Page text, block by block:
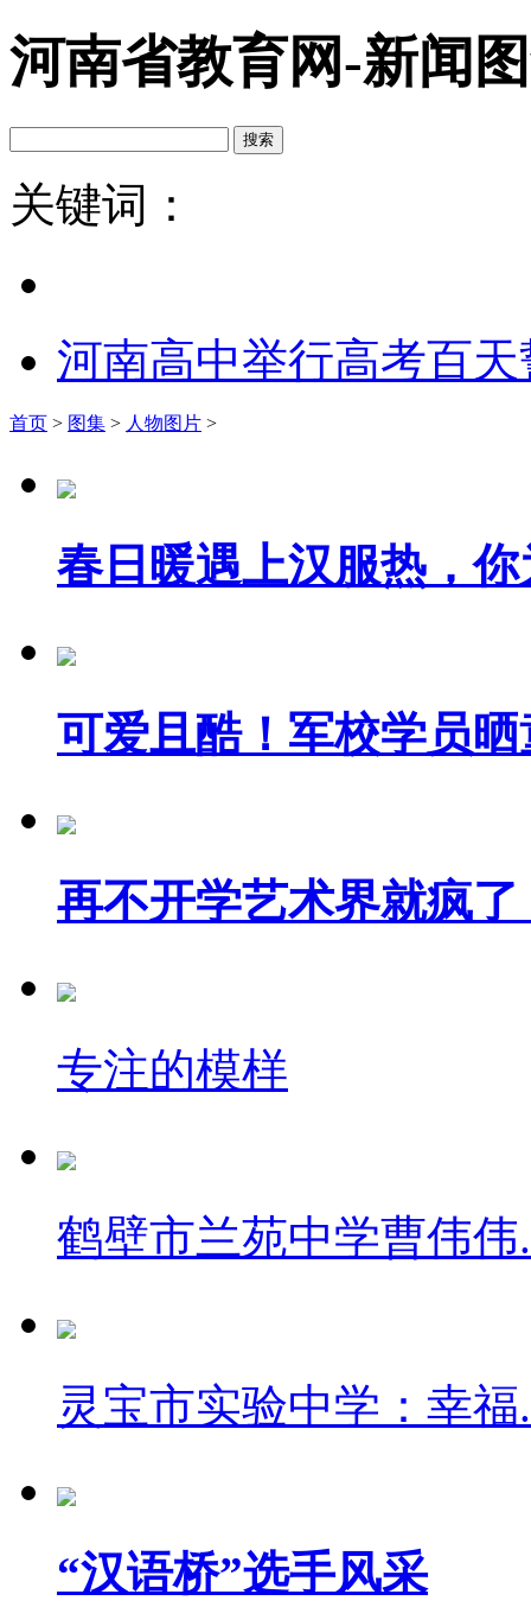
河南省教育网-新闻
关键词：
河南高中举行高考百
首页 > 图集 > 人物图片 >
春日暖遇上汉服热，你
可爱且酷！军校学员晒
再不开学艺术界就疯了
专注的模样
鹤壁市兰苑中学曹伟伟
灵宝市实验中学：幸福
“汉语桥”选手风采